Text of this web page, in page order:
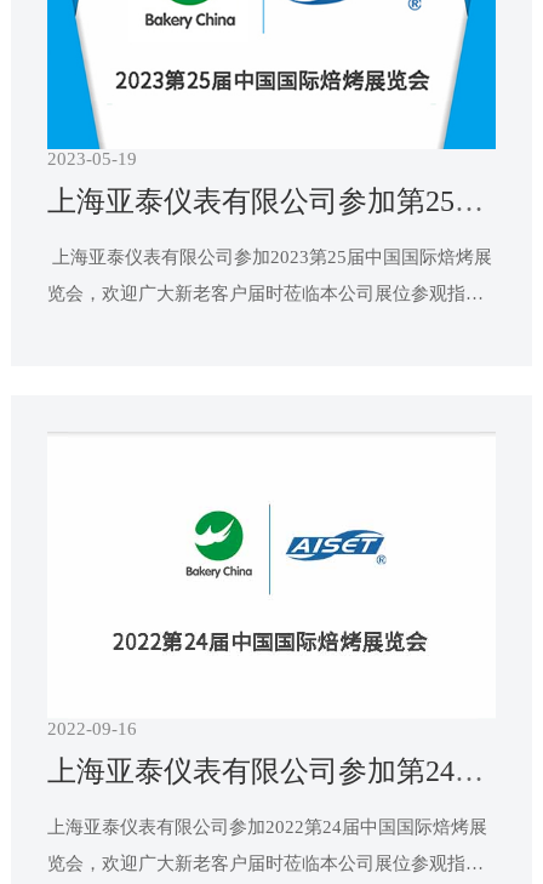
2023-05-19
上海亚泰仪表有限公司参加第25届中国国际焙烤展览会
览会，欢迎广大新老客户届时莅临本公司展位参观指导!
2022-09-16
上海亚泰仪表有限公司参加第24届中国国际焙烤展览会
上海亚泰仪表有限公司参加2022第24届中国国际焙烤展
览会，欢迎广大新老客户届时莅临本公司展位参观指导!